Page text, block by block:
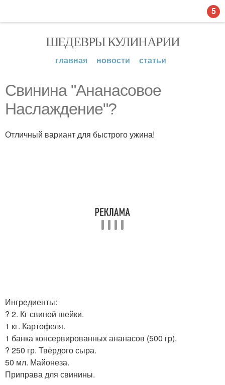
ШЕДЕВРЫ КУЛИНАРИИ
главная новости статьи
Свинина "Ананасовое
Наслаждение"?
Отличный вариант для быстрого ужина!
Ингредиенты:
? 2. Кг свиной шейки.
1 кг. Картофеля.
1 банка консервированных ананасов (500 гр).
? 250 гр. Твёрдого сыра.
50 мл. Майонеза.
Приправа для свинины.
5